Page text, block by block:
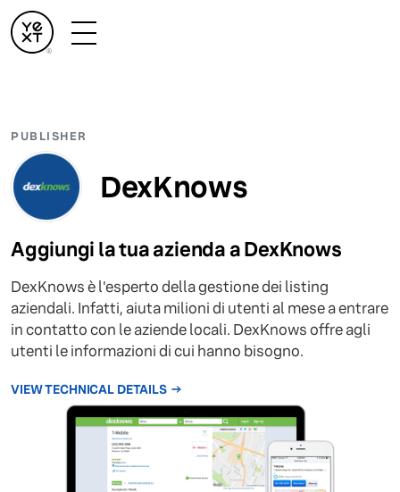
PUBLISHER
DexKnows
Aggiungi la tua azienda a DexKnows
DexKnows è l'esperto della gestione dei listing
aziendali. Infatti, aiuta milioni di utenti al mese a entrare
in contatto con le aziende locali. DexKnows offre agli
utenti le informazioni di cui hanno bisogno.
VIEW TECHNICAL DETAILS